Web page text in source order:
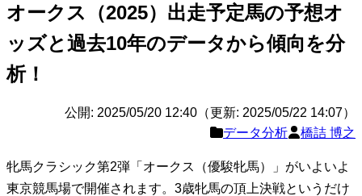
オークス（2025）出走予定馬の予想オ
ッズと過去10年のデータから傾向を分
析！
公開: 2025/05/20 12:40（更新: 2025/05/22 14:07）
データ分析
橋詰 博之
牝馬クラシック第2弾「オークス（優駿牝馬）」がいよいよ
東京競馬場で開催されます。3歳牝馬の頂上決戦というだけ